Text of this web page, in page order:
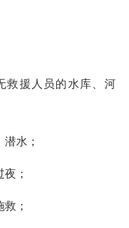
救援人员的水库、河
水；
；
；